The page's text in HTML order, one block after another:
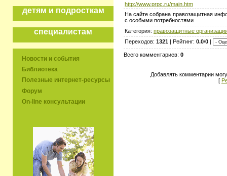
детям и подросткам
специалистам
Новости и события
Библиотека
Полезные интернет-ресурсы
Форум
On-line консультации
http://www.prpc.ru/main.htm
На сайте собрана правозащитная
с особыми потребностями
Категория: правозащитные
Переходов: 1321 | Рейтинг: 0.0/0 |
Всего комментариев: 0
Добавлять комментарии
[